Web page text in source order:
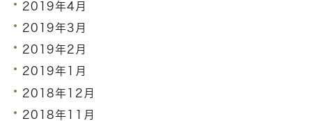
2019年4月
2019年3月
2019年2月
2019年1月
2018年12月
2018年11月